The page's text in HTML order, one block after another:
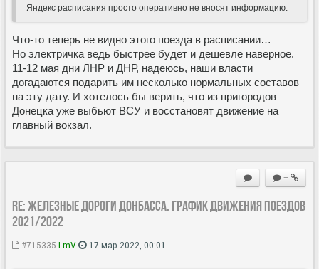
Яндекс расписания просто оперативно не вносят информацию.
Что-то теперь не видно этого поезда в расписании…
Но электричка ведь быстрее будет и дешевле наверное.
11-12 мая дни ЛНР и ДНР, надеюсь, наши власти
догадаются подарить им несколько нормальных составов
на эту дату. И хотелось бы верить, что из пригородов
Донецка уже выбьют ВСУ и восстановят движение на
главный вокзал.
+
Re: Железные дороги Донбасса. График движения поездов
2021/2022
#715335 LmV 17 мар 2022, 00:01